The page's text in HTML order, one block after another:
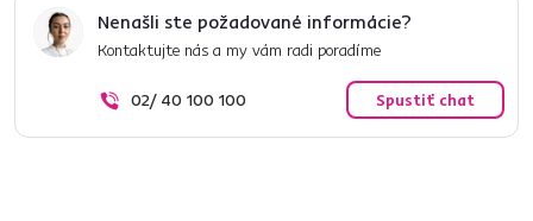
Nenašli ste požadované informácie?
Kontaktujte nás a my vám radi poradíme
02/ 40 100 100 Spustiť chat